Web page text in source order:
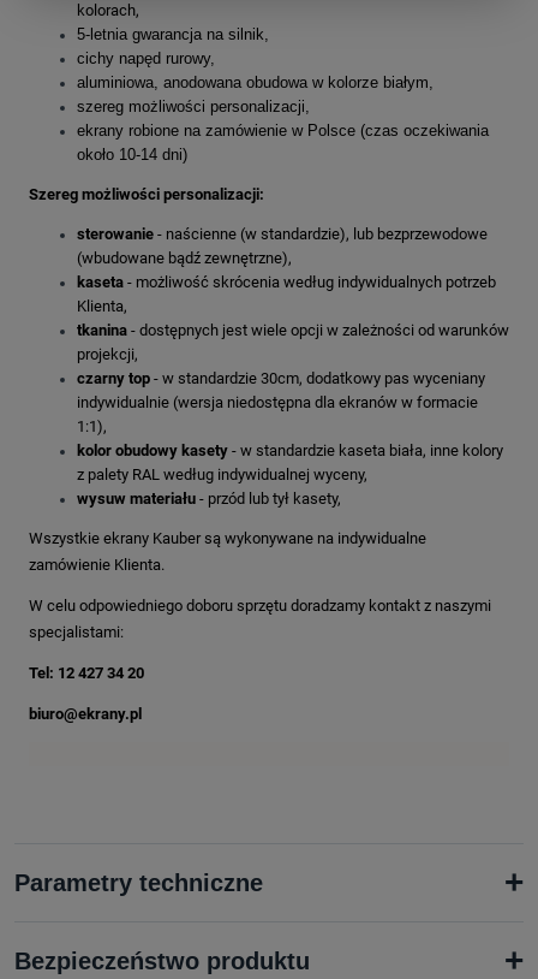
kolorach,
5-letnia gwarancja na silnik,
cichy napęd rurowy,
aluminiowa, anodowana obudowa w kolorze białym,
szereg możliwości personalizacji,
ekrany robione na zamówienie w Polsce (czas oczekiwania
około 10-14 dni)
Szereg możliwości personalizacji:
sterowanie - naścienne (w standardzie), lub bezprzewodowe
(wbudowane bądź zewnętrzne),
kaseta - możliwość skrócenia według indywidualnych potrzeb
Klienta,
tkanina - dostępnych jest wiele opcji w zależności od warunków
projekcji,
czarny top - w standardzie 30cm, dodatkowy pas wyceniany
indywidualnie (wersja niedostępna dla ekranów w formacie
1:1),
kolor obudowy kasety - w standardzie kaseta biała, inne kolory
z palety RAL według indywidualnej wyceny,
wysuw materiału - przód lub tył kasety,
Wszystkie ekrany Kauber są wykonywane na indywidualne
zamówienie Klienta.
W celu odpowiedniego doboru sprzętu doradzamy kontakt z naszymi
specjalistami:
Tel: 12 427 34 20
biuro@ekrany.pl
Parametry techniczne +
Bezpieczeństwo produktu +